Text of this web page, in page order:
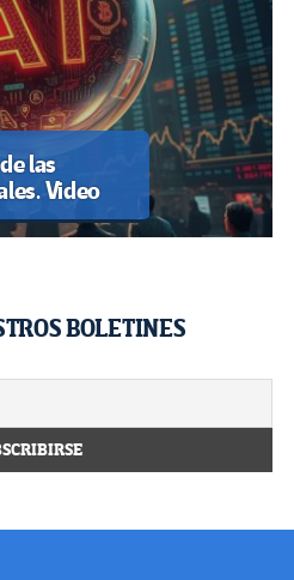
las
Video
BOLETINES